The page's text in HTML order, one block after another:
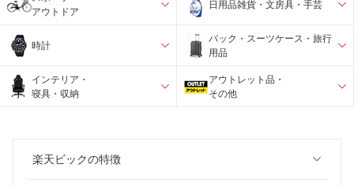
アウトドア
日用品雑貨・文房具・手芸
時計
バック・スーツケース・旅行
用品
インテリア・
寝具・収納
アウトレット品・
その他
楽天ビックの特徴